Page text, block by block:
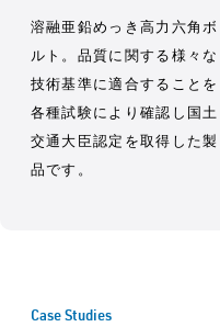
溶融亜鉛めっき高力六角ボ
ルト。品質に関する様々な
技術基準に適合することを
各種試験により確認し国土
交通大臣認定を取得した製
品です。
Case Studies